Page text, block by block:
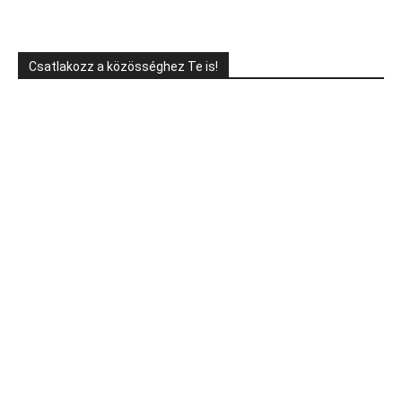
Csatlakozz a közösséghez Te is!